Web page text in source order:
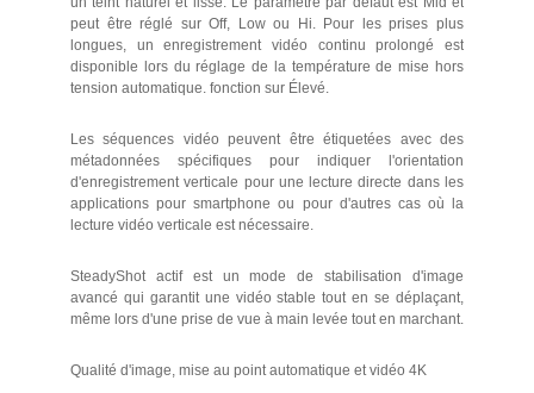
peut être réglé sur Off, Low ou Hi. Pour les prises plus
longues, un enregistrement vidéo continu prolongé est
disponible lors du réglage de la température de mise hors
tension automatique. fonction sur Élevé.
Les séquences vidéo peuvent être étiquetées avec des
métadonnées spécifiques pour indiquer l'orientation
d'enregistrement verticale pour une lecture directe dans les
applications pour smartphone ou pour d'autres cas où la
lecture vidéo verticale est nécessaire.
SteadyShot actif est un mode de stabilisation d'image
avancé qui garantit une vidéo stable tout en se déplaçant,
même lors d'une prise de vue à main levée tout en marchant.
Qualité d'image, mise au point automatique et vidéo 4K